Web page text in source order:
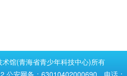
馆(青海省青少年科技中心)所有